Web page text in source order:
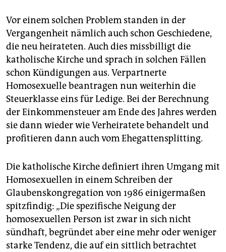
Vor einem solchen Problem standen in der
Vergangenheit nämlich auch schon Geschiedene,
die neu heirateten. Auch dies missbilligt die
katholische Kirche und sprach in solchen Fällen
schon Kündigungen aus. Verpartnerte
Homosexuelle beantragen nun weiterhin die
Steuerklasse eins für Ledige. Bei der Berechnung
der Einkommensteuer am Ende des Jahres werden
sie dann wieder wie Verheiratete behandelt und
profitieren dann auch vom Ehegattensplitting.
Die katholische Kirche definiert ihren Umgang mit
Homosexuellen in einem Schreiben der
Glaubenskongregation von 1986 einigermaßen
spitzfindig: „Die spezifische Neigung der
homosexuellen Person ist zwar in sich nicht
sündhaft, begründet aber eine mehr oder weniger
starke Tendenz, die auf ein sittlich betrachtet